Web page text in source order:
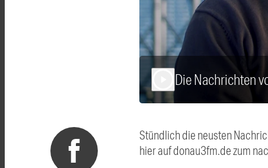
Die Nachrichten
Stündlich die neusten
hier auf donau3fm.de zum